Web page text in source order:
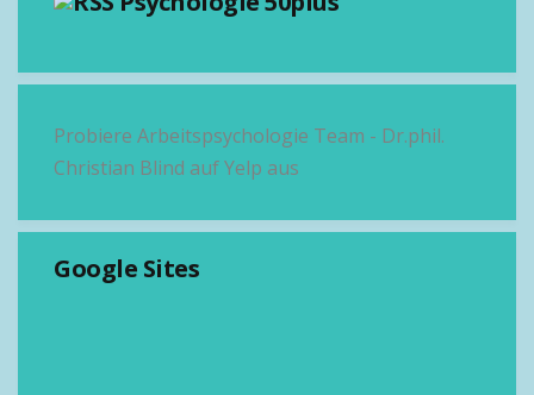
Probiere Arbeitspsychologie Team - Dr.phil.
Christian Blind auf Yelp aus
Google Sites